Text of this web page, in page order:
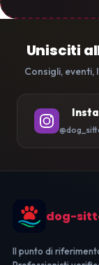
Unisciti
Consigli,
dog-
Il punto di